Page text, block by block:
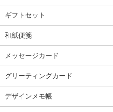
ギフトセット
和紙便箋
メッセージカード
グリーティングカード
デザインメモ帳